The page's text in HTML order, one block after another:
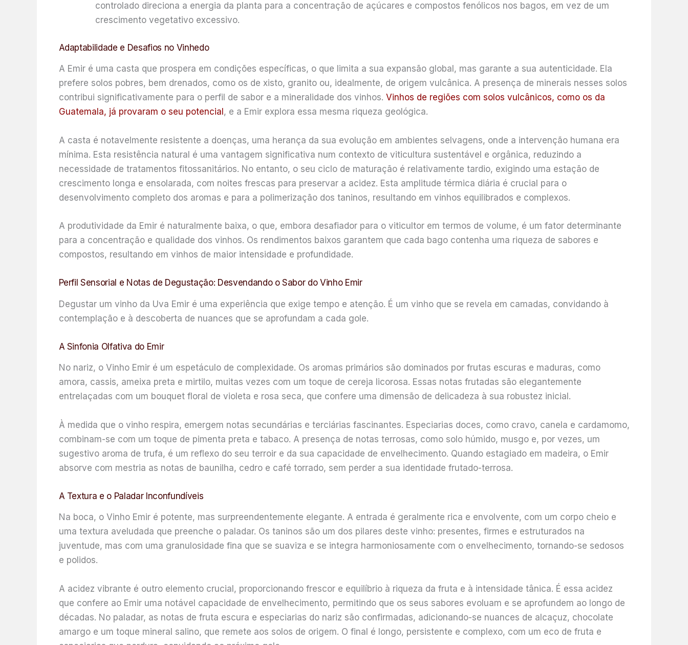
controlado direciona a energia da planta para a concentração de açúcares e compostos fenólicos nos bagos, em vez de um
crescimento vegetativo excessivo.
Adaptabilidade e Desafios no Vinhedo
A Emir é uma casta que prospera em condições específicas, o que limita a sua expansão global, mas garante a sua autenticidade. Ela
prefere solos pobres, bem drenados, como os de xisto, granito ou, idealmente, de origem vulcânica. A presença de minerais nesses solos
contribui significativamente para o perfil de sabor e a mineralidade dos vinhos. Vinhos de regiões com solos vulcânicos, como os da
Guatemala, já provaram o seu potencial , e a Emir explora essa mesma riqueza geológica.
A casta é notavelmente resistente a doenças, uma herança da sua evolução em ambientes selvagens, onde a intervenção humana era
mínima. Esta resistência natural é uma vantagem significativa num contexto de viticultura sustentável e orgânica, reduzindo a
necessidade de tratamentos fitossanitários. No entanto, o seu ciclo de maturação é relativamente tardio, exigindo uma estação de
crescimento longa e ensolarada, com noites frescas para preservar a acidez. Esta amplitude térmica diária é crucial para o
desenvolvimento completo dos aromas e para a polimerização dos taninos, resultando em vinhos equilibrados e complexos.
A produtividade da Emir é naturalmente baixa, o que, embora desafiador para o viticultor em termos de volume, é um fator determinante
para a concentração e qualidade dos vinhos. Os rendimentos baixos garantem que cada bago contenha uma riqueza de sabores e
compostos, resultando em vinhos de maior intensidade e profundidade.
Perfil Sensorial e Notas de Degustação: Desvendando o Sabor do Vinho Emir
Degustar um vinho da Uva Emir é uma experiência que exige tempo e atenção. É um vinho que se revela em camadas, convidando à
contemplação e à descoberta de nuances que se aprofundam a cada gole.
A Sinfonia Olfativa do Emir
No nariz, o Vinho Emir é um espetáculo de complexidade. Os aromas primários são dominados por frutas escuras e maduras, como
amora, cassis, ameixa preta e mirtilo, muitas vezes com um toque de cereja licorosa. Essas notas frutadas são elegantemente
entrelaçadas com um bouquet floral de violeta e rosa seca, que confere uma dimensão de delicadeza à sua robustez inicial.
À medida que o vinho respira, emergem notas secundárias e terciárias fascinantes. Especiarias doces, como cravo, canela e cardamomo,
combinam-se com um toque de pimenta preta e tabaco. A presença de notas terrosas, como solo húmido, musgo e, por vezes, um
sugestivo aroma de trufa, é um reflexo do seu terroir e da sua capacidade de envelhecimento. Quando estagiado em madeira, o Emir
absorve com mestria as notas de baunilha, cedro e café torrado, sem perder a sua identidade frutado-terrosa.
A Textura e o Paladar Inconfundíveis
Na boca, o Vinho Emir é potente, mas surpreendentemente elegante. A entrada é geralmente rica e envolvente, com um corpo cheio e
uma textura aveludada que preenche o paladar. Os taninos são um dos pilares deste vinho: presentes, firmes e estruturados na
juventude, mas com uma granulosidade fina que se suaviza e se integra harmoniosamente com o envelhecimento, tornando-se sedosos
e polidos.
A acidez vibrante é outro elemento crucial, proporcionando frescor e equilíbrio à riqueza da fruta e à intensidade tânica. É essa acidez
que confere ao Emir uma notável capacidade de envelhecimento, permitindo que os seus sabores evoluam e se aprofundem ao longo de
décadas. No paladar, as notas de fruta escura e especiarias do nariz são confirmadas, adicionando-se nuances de alcaçuz, chocolate
amargo e um toque mineral salino, que remete aos solos de origem. O final é longo, persistente e complexo, com um eco de fruta e